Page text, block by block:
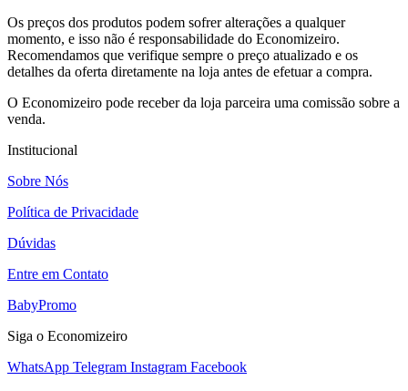
Os preços dos produtos podem sofrer alterações a qualquer
momento, e isso não é responsabilidade do Economizeiro.
Recomendamos que verifique sempre o preço atualizado e os
detalhes da oferta diretamente na loja antes de efetuar a compra.
O Economizeiro pode receber da loja parceira uma comissão sobre a
venda.
Institucional
Sobre Nós
Política de Privacidade
Dúvidas
Entre em Contato
BabyPromo
Siga o Economizeiro
WhatsApp Telegram Instagram Facebook